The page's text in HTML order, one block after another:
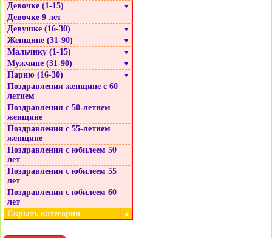
Девочке (1-15)
▼
Девочке 9 лет
Девушке (16-30)
▼
Женщине (31-90) ▼
Мальчику (1-15) ▼
Мужчине (31-90) ▼
Парню (16-30) ▼
Поздравления женщине с 60
летием
Поздравления с 50-летием
женщине
Поздравления с 55-летием
женщине
Поздравления с юбилеем 50
лет
Поздравления с юбилеем 55
лет
Поздравления с юбилеем 60
лет
Скрыть категории
▲